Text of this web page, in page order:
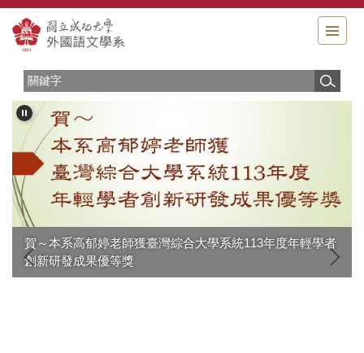
跳
到
主
區
賀～ 本系高郁婷老師獲 臺灣綜合大學系統113年度 年輕學者
創新研發成果優等獎